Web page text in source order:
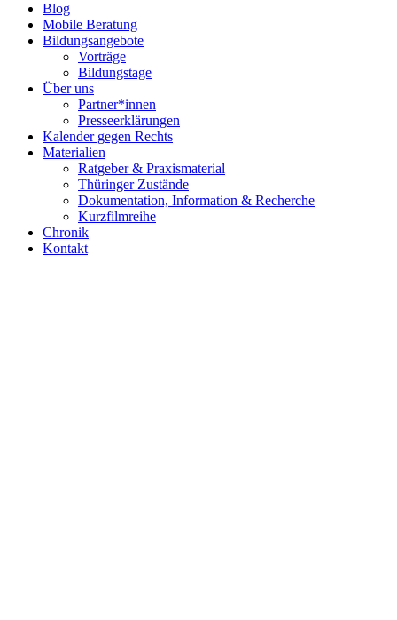
Blog
Mobile Beratung
Bildungsangebote
Vorträge
Bildungstage
Über uns
Partner*innen
Presseerklärungen
Kalender gegen Rechts
Materialien
Ratgeber & Praxismaterial
Thüringer Zustände
Dokumentation, Information & Recherche
Kurzfilmreihe
Chronik
Kontakt